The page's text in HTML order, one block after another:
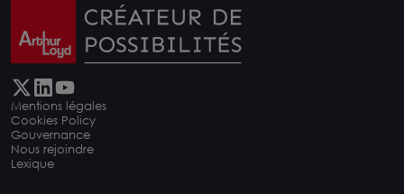
Mentions légales
Cookies Policy
Gouvernance
Nous rejoindre
Lexique